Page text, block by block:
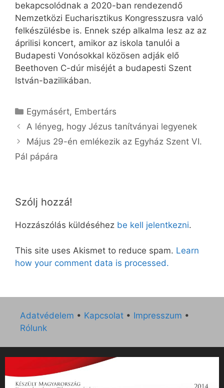
bekapcsolódnak a 2020-ban rendezendő
Nemzetközi Eucharisztikus Kongresszusra való
felkészülésbe is. Ennek szép alkalma lesz az az
áprilisi koncert, amikor az iskola tanulói a
Budapesti Vonósokkal közösen adják elő
Beethoven C-dúr miséjét a budapesti Szent
István-bazilikában.
Kategória
Egymásért, Embertárs
A lényeg, hogy Jézus tanítványai legyenek
Május 29-én emlékezik az Egyház Szent VI.
Pál pápára
Szólj hozzá!
Hozzászólás küldéséhez be kell jelentkezni.
This site uses Akismet to reduce spam. Learn
how your comment data is processed.
Adatvédelem • Kapcsolat • Impresszum •
Rólunk